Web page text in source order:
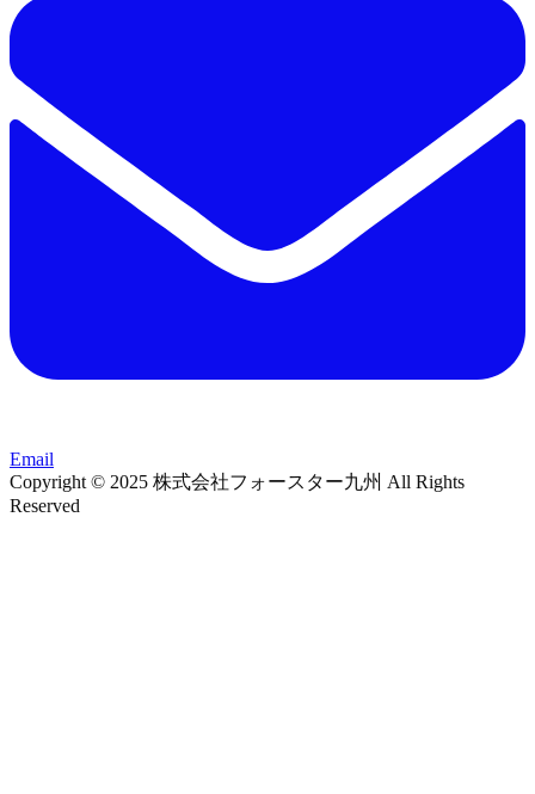
Email
Copyright © 2025 株式会社フォースター九州 All Rights
Reserved